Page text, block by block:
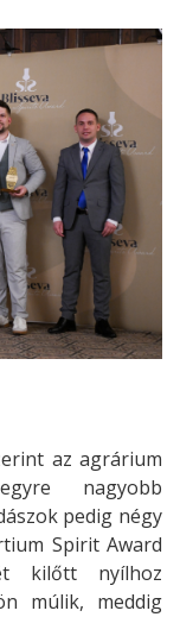
az agrárium
nagyobb
pedig négy
Spirit Award
kilőtt nyílhoz
múlik, meddig